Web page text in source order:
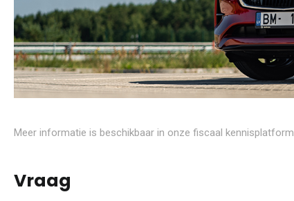
Meer informatie is beschikbaar in onze fiscaal kennisplatform
Vraag